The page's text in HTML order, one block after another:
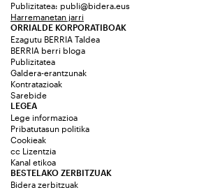
Publizitatea: publi@bidera.eus
Harremanetan jarri
ORRIALDE KORPORATIBOAK
Ezagutu BERRIA Taldea
BERRIA berri bloga
Publizitatea
Galdera-erantzunak
Kontratazioak
Sarebide
LEGEA
Lege informazioa
Pribatutasun politika
Cookieak
cc Lizentzia
Kanal etikoa
BESTELAKO ZERBITZUAK
Bidera zerbitzuak